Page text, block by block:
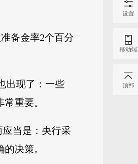
备金率2个百分
出现了：一些
重要。
当是：央行采
决策。
设置
移动端
顶部